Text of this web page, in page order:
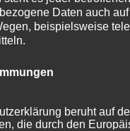
Flechttechnik
Info
Mundstaub Natur in
Daten auch auf
beispielsweise
beruht auf
die durch den